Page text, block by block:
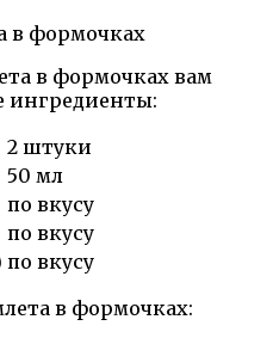
в формочках вам
ингредиенты:
2 штуки
50 мл
по вкусу
по вкусу
по вкусу
в формочках: